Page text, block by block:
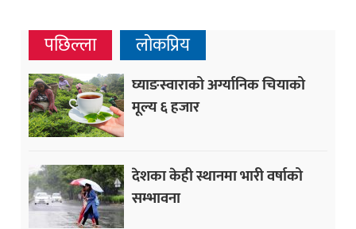
पछिल्ला लोकप्रिय
घ्याङस्वाराको अर्ग्यानिक चियाको
मूल्य ६ हजार
देशका केही स्थानमा भारी वर्षाको
सम्भावना